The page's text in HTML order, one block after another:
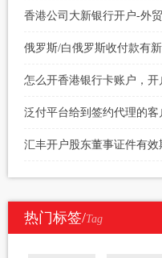
香港公司大新银行开户-外
俄罗斯/白俄罗斯收付款有
怎么开香港银行卡账户，
泛付平台给到签约代理的
汇丰开户股东董事证件有效
热门标签/Tag